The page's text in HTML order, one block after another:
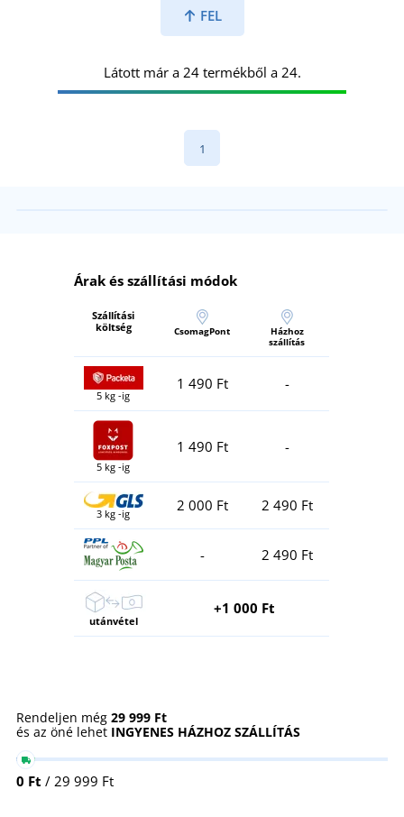
FEL
Látott már a 24 termékből a 24.
1
Árak és szállítási módok
Szállítási
költség
CsomagPont
Házhoz
szállítás
5 kg -ig
1 490 Ft -
5 kg -ig
1 490 Ft -
3 kg -ig 2 000 Ft 2 490 Ft
- 2 490 Ft
utánvétel
+1 000 Ft
Rendeljen még 29 999 Ft
és az öné lehet INGYENES HÁZHOZ SZÁLLÍTÁS
0 Ft / 29 999 Ft